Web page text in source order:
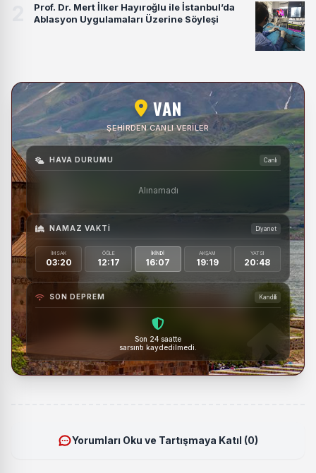
Prof. Dr. Mert İlker Hayıroğlu ile İstanbul’da
Ablasyon Uygulamaları Üzerine Söyleşi
VAN
ŞEHIRDEN CANLI VERILER
HAVA DURUMU Canlı
Alınamadı
NAMAZ VAKTI Diyanet
İMSAK
03:20
ÖĞLE
12:17
İKINDI
16:07
AKŞAM
19:19
YATSI
20:48
SON DEPREM Kandilli
Son 24 saatte
sarsıntı kaydedilmedi.
Yorumları Oku ve Tartışmaya Katıl (0)